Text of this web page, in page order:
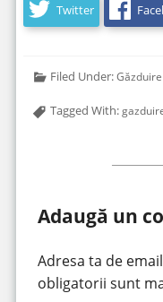
Twitter
Filed Under:Găzduire
Tagged With:
Adaugă un
Adresa ta de
obligatorii sunt